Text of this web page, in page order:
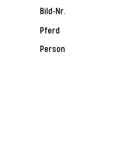
Bild-Nr.
Pferd
Person